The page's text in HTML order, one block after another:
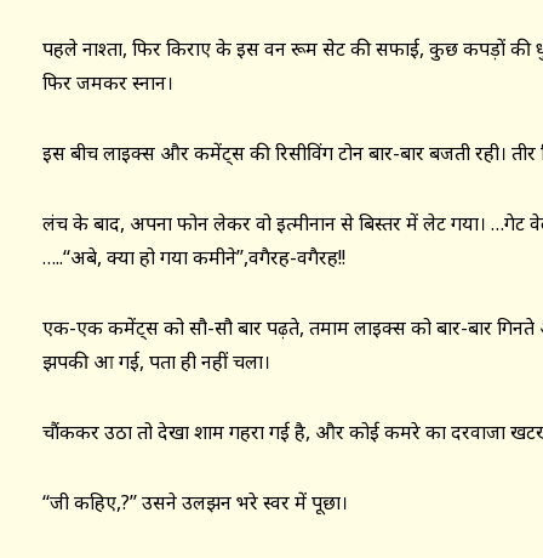
पहले नाश्ता, फिर किराए के इस वन रूम सेट की सफाई, कुछ कपड़ों की
फिर जमकर स्नान।
इस बीच लाइक्स और कमेंट्स की रिसीविंग टोन बार-बार बजती रही।
लंच के बाद, अपना फोन लेकर वो इत्मीनान से बिस्तर में लेट गया। …गेट
…..‘‘अबे, क्या हो गया कमीने’’,वगैरह-वगैरह!!
एक-एक कमेंट्स को सौ-सौ बार पढ़ते, तमाम लाइक्स को बार-बार
झपकी आ गई, पता ही नहीं चला।
चौंककर उठा तो देखा शाम गहरा गई है, और कोई कमरे का दरवाजा
‘‘जी कहिए,?’’ उसने उलझन भरे स्वर में पूछा।